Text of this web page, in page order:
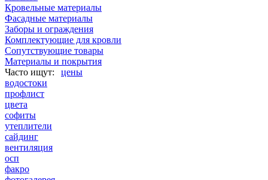
Кровельные материалы
Фасадные материалы
Заборы и ограждения
Комплектующие для кровли
Сопутствующие товары
Материалы и покрытия
цены
водостоки
профлист
цвета
софиты
утеплители
сайдинг
вентиляция
осп
факро